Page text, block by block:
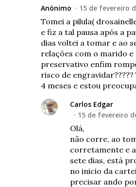
Anónimo 15 de fevereiro
Tomei a pilula(
e fiz a tal pausa após a
dias voltei a tomar e ao
relações com o marido e
preservativo enfim
risco de
4 meses e estou
Carlos Edgar
15 de fevereiro
Olá,
não corre, ao
corretamente e
sete dias, está
no inicio da
precisar ando